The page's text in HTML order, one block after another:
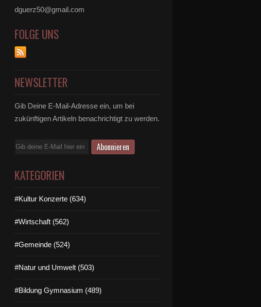
dguerz50@gmail.com
FOLGE UNS
NEWSLETTER
Gib Deine E-Mail-Adresse ein, um bei
zukünftigen Artikeln benachrichtigt zu werden.
E-
KATEGORIEN
#Kultur Konzerte (634)
#Wirtschaft (562)
#Gemeinde (524)
#Natur und Umwelt (503)
#Bildung Gymnasium (489)